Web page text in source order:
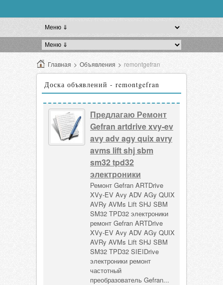
Главная > Объявления > remontgefran
Доска объявлений - remontgefran
Предлагаю Ремонт
Gefran artdrive xvy-ev
avy adv agy quix avry
avms lift shj sbm
sm32 tpd32
электроники
Ремонт Gefran ARTDrive
XVy-EV Avy ADV AGy QUIX
AVRy AVMs Lift SHJ SBM
SM32 TPD32 электроники
ремонт Gefran ARTDrive
XVy-EV Avy ADV AGy QUIX
AVRy AVMs Lift SHJ SBM
SM32 TPD32 SIEIDrive
электроники ремонт
частотный
преобразователь Gefran...